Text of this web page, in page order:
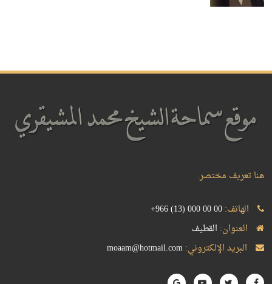
هنا تعريف مختصر.
الهاتف:+966 (13) 000 00 00
العنوان: القطيف
البريد الإلكتروني:moaam@hotmail.com